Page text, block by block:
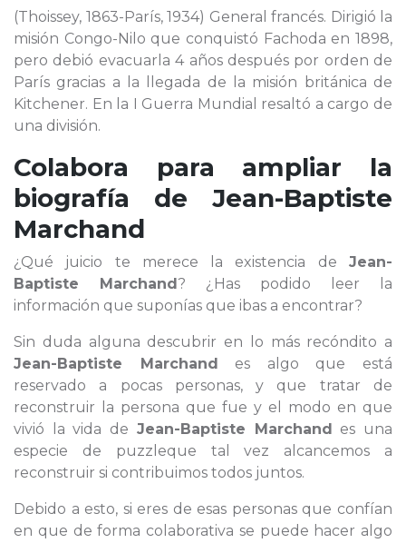
(Thoissey, 1863-París, 1934) General francés. Dirigió la
misión Congo-Nilo que conquistó Fachoda en 1898,
pero debió evacuarla 4 años después por orden de
París gracias a la llegada de la misión británica de
Kitchener. En la I Guerra Mundial resaltó a cargo de
una división.
Colabora para ampliar la
biografía de Jean-Baptiste
Marchand
¿Qué juicio te merece la existencia de Jean-
Baptiste Marchand? ¿Has podido leer la
información que suponías que ibas a encontrar?
Sin duda alguna descubrir en lo más recóndito a
Jean-Baptiste Marchand es algo que está
reservado a pocas personas, y que tratar de
reconstruir la persona que fue y el modo en que
vivió la vida de Jean-Baptiste Marchand es una
especie de puzzleque tal vez alcancemos a
reconstruir si contribuimos todos juntos.
Debido a esto, si eres de esas personas que confían
en que de forma colaborativa se puede hacer algo